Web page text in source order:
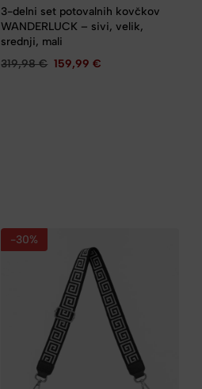
3-delni set potovalnih kovčkov
WANDERLUCK – sivi, velik,
srednji, mali
319,98€ 159,99€
-30%